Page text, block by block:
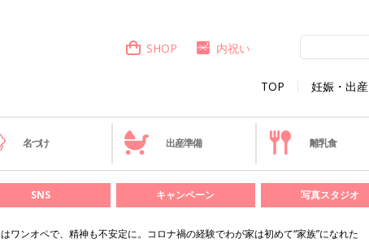
TOP 妊娠・出産
SHOP 内祝い
名づけ 出産準備 離乳食
SNS キャンペーン 写真スタジオ
ワンオペで、精神も不安定に。コロナ禍の経験でわが家は初めて“家族”になれた